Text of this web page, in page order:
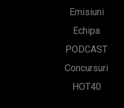
Emisiuni
Echipa
PODCAST
Concursuri
HOT40